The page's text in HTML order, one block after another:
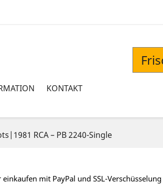
KONTAKT
RCA ‎– PB 2240-Single
einkaufen mit PayPal und SSL-Verschüsselung